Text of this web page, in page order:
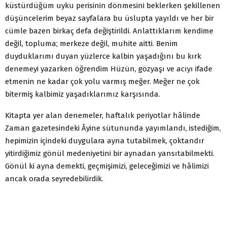
küstürdüğüm uyku perisinin dönmesini beklerken şekillenen
düşüncelerim beyaz sayfalara bu üslupta yayıldı ve her bir
cümle bazen birkaç defa değiştirildi. Anlattıklarım kendime
değil, topluma; merkeze değil, muhite aitti. Benim
duyduklarımı duyan yüzlerce kalbin yaşadığını bu kırk
denemeyi yazarken öğrendim Hüzün, gözyaşı ve acıyı ifade
etmenin ne kadar çok yolu varmış meğer. Meğer ne çok
bitermiş kalbimiz yaşadıklarımız karşısında.
Kitapta yer alan denemeler, haftalık periyotlar hâlinde
Zaman gazetesindeki Âyine sütununda yayımlandı, istediğim,
hepimizin içindeki duygulara ayna tutabilmek, çoktandır
yitirdiğimiz gönül medeniyetini bir aynadan yansıtabilmekti.
Gönül ki ayna demekti, geçmişimizi, geleceğimizi ve hâlimizi
ancak orada seyredebilirdik.